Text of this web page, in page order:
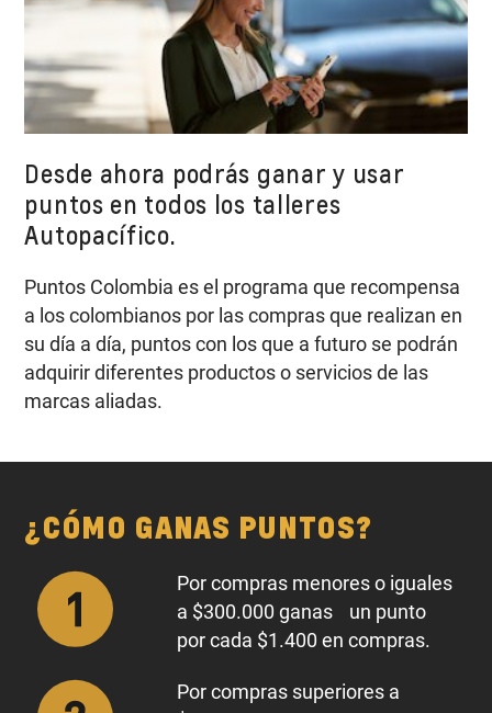
Desde ahora podrás ganar y usar
puntos en todos los talleres
Autopacífico.
Puntos Colombia es el programa que recompensa
a los colombianos por las compras que realizan en
su día a día, puntos con los que a futuro se podrán
adquirir diferentes productos o servicios de las
marcas aliadas.
¿CÓMO GANAS PUNTOS?
Por compras menores o iguales
a $300.000 ganas un punto
por cada $1.400 en compras.
Por compras superiores a